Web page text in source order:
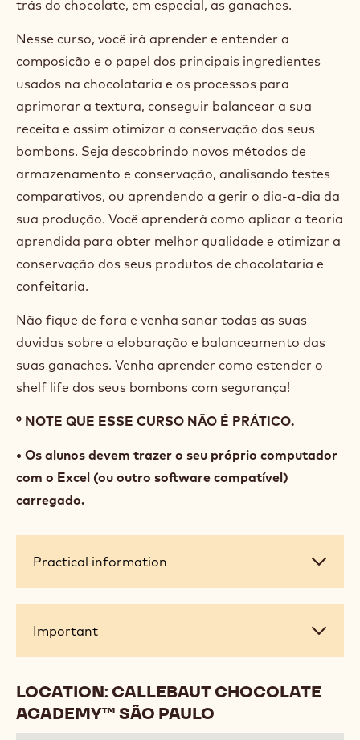
de glucose ao invés de açúcar invertido numa
ganache? Ou como garantir uma boa emulsão? Ou
ainda como aumentar o shelf life do seus bombons?
O Chef Mathieu, consultor e mestre em engenharia
de alimentos, divide seu vasto conhecimento
respondendo a essas e a muitas outras perguntas
em um workshop que explora toda a tecnologia por
trás do chocolate, em especial, as ganaches.
Nesse curso, você irá aprender e entender a
composição e o papel dos principais ingredientes
usados na chocolataria e os processos para
receita e assim otimizar a conservação dos seus
bombons. Seja descobrindo novos métodos de
armazenamento e conservação, analisando testes
comparativos, ou aprendendo a gerir o dia-a-dia da
sua produção. Você aprenderá como aplicar a teoria
conservação dos seus produtos de chocolataria e
suas ganaches. Venha aprender como estender o
shelf life dos seus bombons com segurança!
° NOTE QUE ESSE CURSO NÃO É PRÁTICO.
• Os alunos devem trazer o seu próprio computador
carregado.